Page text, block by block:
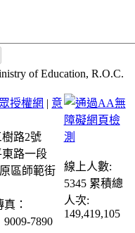
of Education, R.O.C.
授權網 | 意
路2號
路一段
區師範街
真：
7890
線上人數:
5345 累積總
人次:
149,419,105